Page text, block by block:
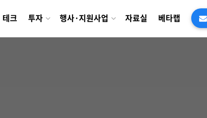
테크 투자 행사·지원사업 자료실 베타랩